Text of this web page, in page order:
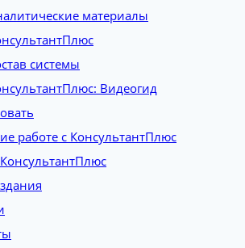
материалы
системы
Видеогид
работе с КонсультантПлюс